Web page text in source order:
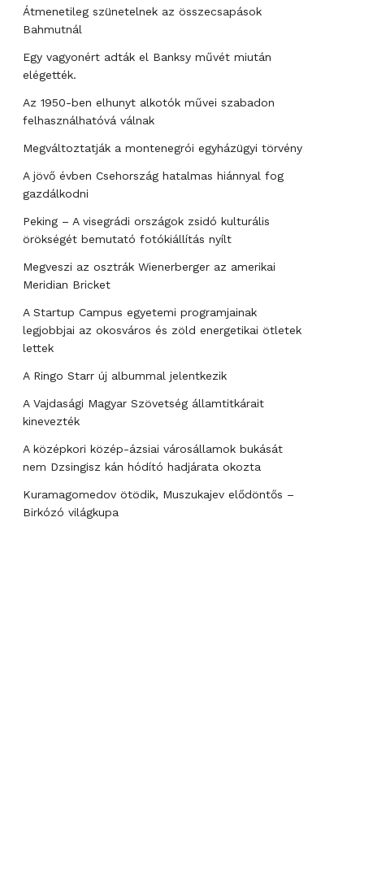
Átmenetileg szünetelnek az összecsapások
Bahmutnál
Egy vagyonért adták el Banksy művét miután
elégették.
Az 1950-ben elhunyt alkotók művei szabadon
felhasználhatóvá válnak
Megváltoztatják a montenegrói egyházügyi törvény
A jövő évben Csehország hatalmas hiánnyal fog
gazdálkodni
Peking – A visegrádi országok zsidó kulturális
örökségét bemutató fotókiállítás nyílt
Megveszi az osztrák Wienerberger az amerikai
Meridian Bricket
A Startup Campus egyetemi programjainak
legjobbjai az okosváros és zöld energetikai ötletek
lettek
A Ringo Starr új albummal jelentkezik
A Vajdasági Magyar Szövetség államtitkárait
kinevezték
A középkori közép-ázsiai városállamok bukását
nem Dzsingisz kán hódító hadjárata okozta
Kuramagomedov ötödik, Muszukajev elődöntős –
Birkózó világkupa